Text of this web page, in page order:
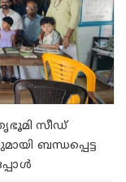
സീഡ്
ബന്ധപ്പെട്ട